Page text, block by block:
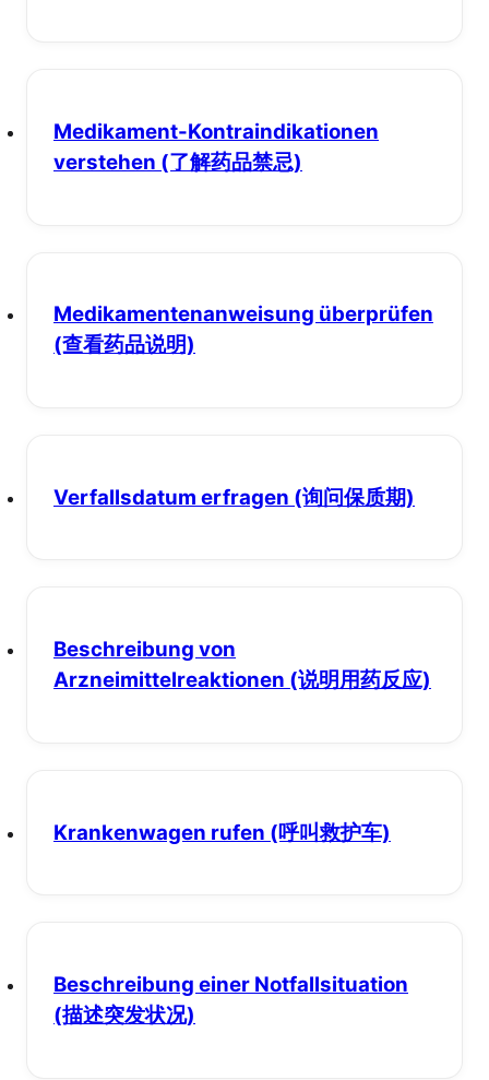
Medikament-Kontraindikationen
verstehen (了解药品禁忌)
Medikamentenanweisung überprüfen
(查看药品说明)
Verfallsdatum erfragen (询问保质期)
Beschreibung von
Arzneimittelreaktionen (说明用药反应)
Krankenwagen rufen (呼叫救护车)
Beschreibung einer Notfallsituation
(描述突发状况)